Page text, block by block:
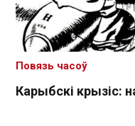
Карыбскі крызіс:
Повязь часоў